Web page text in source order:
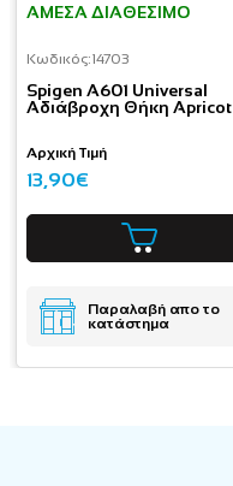
ΆΜΕΣΑ ΔΙΑΘΈΣΙΜΟ
Κωδικός:14703
Spigen A601 Universal
Αδιάβροχη Θήκη Apricot
Αρχική Τιμή
13,90€
Παραλαβή απο το
κατάστημα